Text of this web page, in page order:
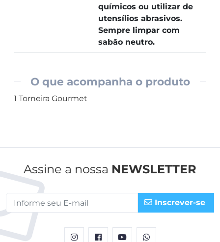
químicos ou utilizar de
utensílios abrasivos.
Sempre limpar com
sabão neutro.
O que acompanha o produto
1 Torneira Gourmet
Assine a nossa NEWSLETTER
Inscrever-se